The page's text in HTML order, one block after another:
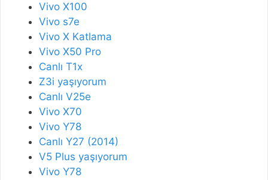
Vivo X100
Vivo s7e
Vivo X Katlama
Vivo X50 Pro
Canlı T1x
Z3i yaşıyorum
Canlı V25e
Vivo X70
Vivo Y78
Canlı Y27 (2014)
V5 Plus yaşıyorum
Vivo Y78